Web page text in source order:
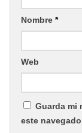
Nombre *
Web
Guarda mi
este